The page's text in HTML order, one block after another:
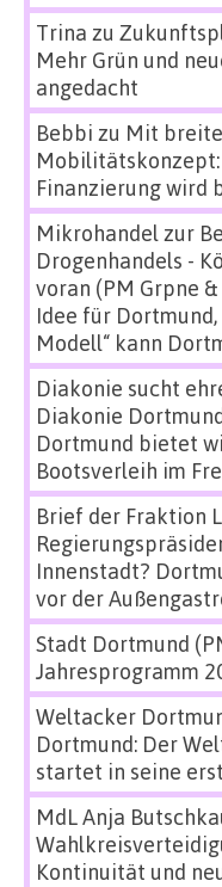
Trina zu
Mehr Grün und
angedacht
Bebbi zu Mit
Finanzierung wird
Mikrohandel zur
Drogenhandels -
voran (PM Grpne
Idee für
Modell“ kann
Diakonie sucht
Diakonie
Dortmund bietet
Bootsverleih im
Brief der Fraktion
Innenstadt?
vor der
Stadt Dortmund
Jahresprogramm
Weltacker
Dortmund: Der
startet in seine
MdL Anja
Kontinuität und